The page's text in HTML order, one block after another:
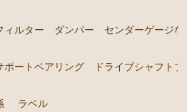
GS141
スタ JZS15# UZS151 155 157
JZS155
JZS151 JZS153
ルター ダンパー センダーゲージな
ポートベアリング ドライブシャフトブ
ラベル